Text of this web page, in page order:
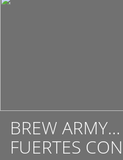
BREW
FUERTES